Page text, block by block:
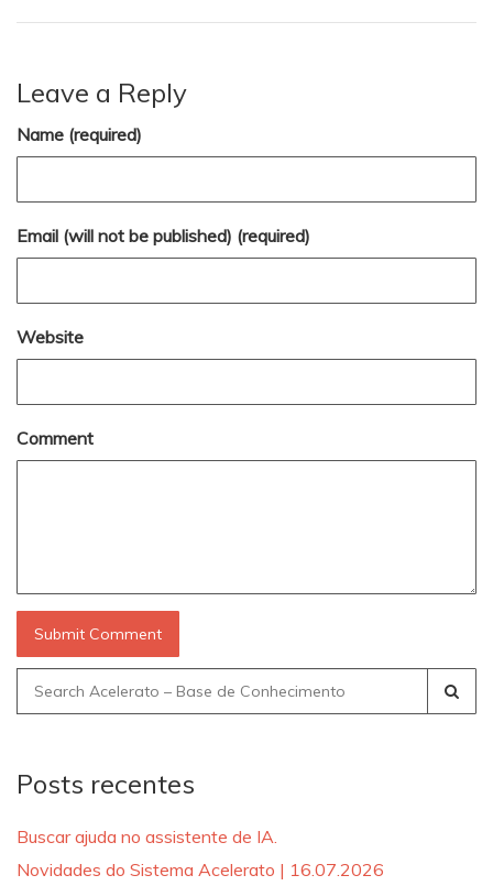
Leave a Reply
Name (required)
Email (will not be published) (required)
Website
Comment
Search
for:
Posts recentes
Buscar ajuda no assistente de IA.
Novidades do Sistema Acelerato | 16.07.2026